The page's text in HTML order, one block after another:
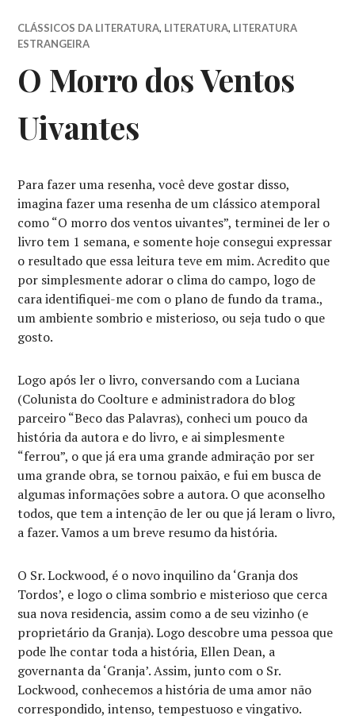
CLÁSSICOS DA LITERATURA, LITERATURA, LITERATURA
ESTRANGEIRA
O Morro dos Ventos
Uivantes
Para fazer uma resenha, você deve gostar disso,
imagina fazer uma resenha de um clássico atemporal
como “O morro dos ventos uivantes”, terminei de ler o
livro tem 1 semana, e somente hoje consegui expressar
o resultado que essa leitura teve em mim. Acredito que
por simplesmente adorar o clima do campo, logo de
cara identifiquei-me com o plano de fundo da trama.,
um ambiente sombrio e misterioso, ou seja tudo o que
gosto.
Logo após ler o livro, conversando com a Luciana
(Colunista do Coolture e administradora do blog
parceiro “Beco das Palavras), conheci um pouco da
história da autora e do livro, e ai simplesmente
“ferrou”, o que já era uma grande admiração por ser
uma grande obra, se tornou paixão, e fui em busca de
algumas informações sobre a autora. O que aconselho
todos, que tem a intenção de ler ou que já leram o livro,
a fazer. Vamos a um breve resumo da história.
O Sr. Lockwood, é o novo inquilino da ‘Granja dos
Tordos’, e logo o clima sombrio e misterioso que cerca
sua nova residencia, assim como a de seu vizinho (e
proprietário da Granja). Logo descobre uma pessoa que
pode lhe contar toda a história, Ellen Dean, a
governanta da ‘Granja’. Assim, junto com o Sr.
Lockwood, conhecemos a história de uma amor não
correspondido, intenso, tempestuoso e vingativo.